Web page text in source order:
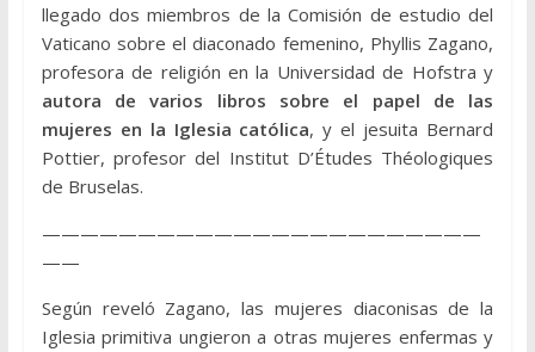
llegado dos miembros de la Comisión de estudio del
Vaticano sobre el diaconado femenino, Phyllis Zagano,
profesora de religión en la Universidad de Hofstra y
autora de varios libros sobre el papel de las
mujeres en la Iglesia católica, y el jesuita Bernard
Pottier, profesor del Institut D’Études Théologiques
de Bruselas.
———————————————————————
——
Según reveló Zagano, las mujeres diaconisas de la
Iglesia primitiva ungieron a otras mujeres enfermas y